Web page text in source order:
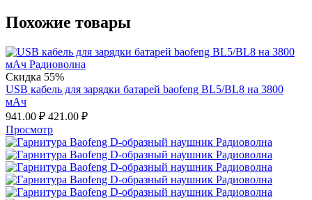
Похожие товары
Скидка 55%
USB кабель для зарядки батарей baofeng BL5/BL8 на 3800
мАч
941.00 ₽ 421.00 ₽
Просмотр